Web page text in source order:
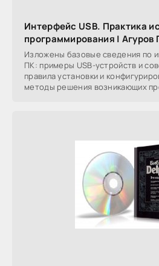
Интерфейс USB. Практика
программирования | Агуров
Изложены базовые сведения по
ПК: примеры USB-устройств и
правила установки и
методы решения возникающих